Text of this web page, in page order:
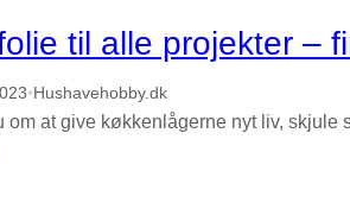
valgmuligheder
til alle projekter –
•Hushavehobby.dk
om at give køkkenlågerne nyt liv,